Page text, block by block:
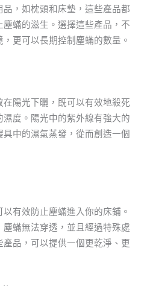
，如枕頭和床墊，這些產品都
蟎的滋生。選擇這些產品，不
更可以長期控制塵蟎的數量。
陽光下曬，既可以有效地殺死
度。陽光中的紫外線有強大的
中的濕氣蒸發，從而創造一個
有效防止塵蟎進入你的床鋪。
蟎無法穿透，並且經過特殊處
品，可以提供一個更乾淨、更